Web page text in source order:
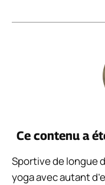
Ce contenu a
Sportive de longue
yoga avec autant